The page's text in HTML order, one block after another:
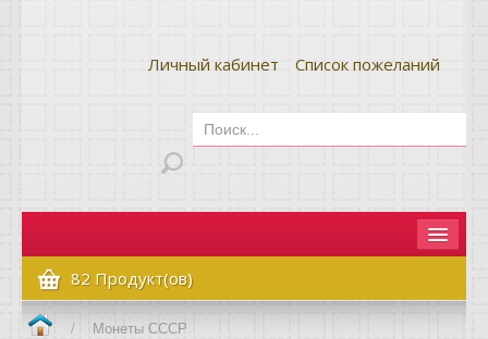
Личный кабинет Список пожеланий
Главная
Как сделать заказ
82 Продукт(ов)
/ Монеты СССР